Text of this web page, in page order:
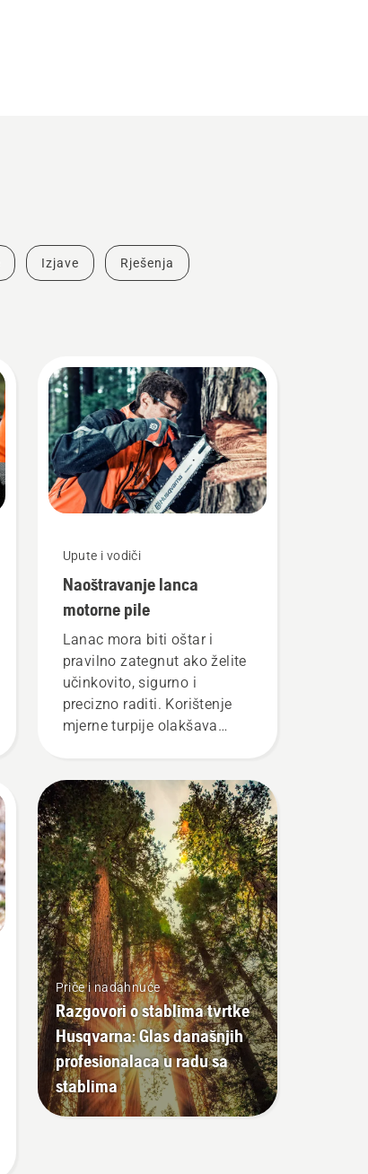
Izjave Rješenja
Upute i vodiči
Naoštravanje lanca
motorne pile
Lanac mora biti oštar i
pravilno zategnut ako želite
učinkovito, sigurno i
precizno raditi. Korištenje
mjerne turpije olakšava
Priče i nadahnuće
Razgovori o stablima tvrtke
Husqvarna: Glas današnjih
profesionalaca u radu sa
stablima